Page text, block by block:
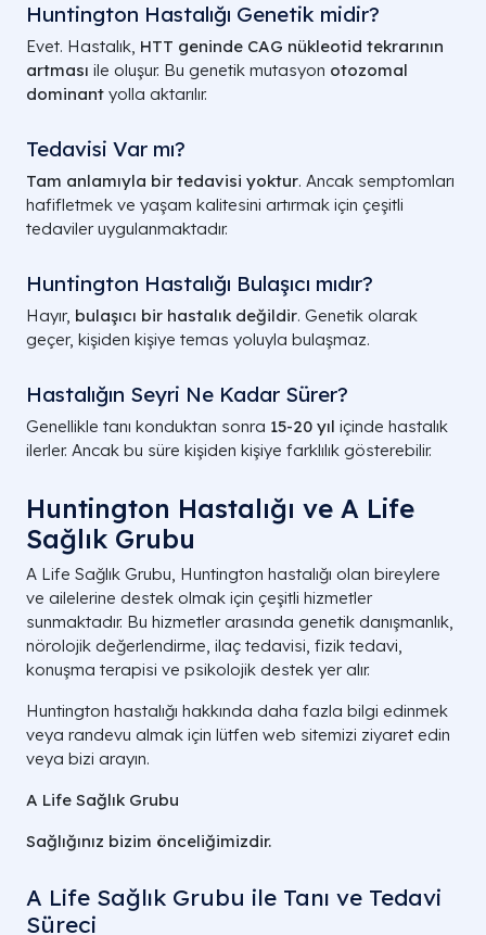
Huntington Hastalığı Genetik midir?
Evet. Hastalık, HTT geninde CAG nükleotid tekrarının
artması ile oluşur. Bu genetik mutasyon otozomal
dominant yolla aktarılır.
Tedavisi Var mı?
Tam anlamıyla bir tedavisi yoktur. Ancak semptomları
hafifletmek ve yaşam kalitesini artırmak için çeşitli
tedaviler uygulanmaktadır.
Huntington Hastalığı Bulaşıcı mıdır?
Hayır, bulaşıcı bir hastalık değildir. Genetik olarak
geçer, kişiden kişiye temas yoluyla bulaşmaz.
Hastalığın Seyri Ne Kadar Sürer?
Genellikle tanı konduktan sonra 15-20 yıl içinde hastalık
ilerler. Ancak bu süre kişiden kişiye farklılık gösterebilir.
Huntington Hastalığı ve A Life
Sağlık Grubu
A Life Sağlık Grubu, Huntington hastalığı olan bireylere
ve ailelerine destek olmak için çeşitli hizmetler
sunmaktadır. Bu hizmetler arasında genetik danışmanlık,
nörolojik değerlendirme, ilaç tedavisi, fizik tedavi,
konuşma terapisi ve psikolojik destek yer alır.
Huntington hastalığı hakkında daha fazla bilgi edinmek
veya randevu almak için lütfen web sitemizi ziyaret edin
veya bizi arayın.
A Life Sağlık Grubu
Sağlığınız bizim önceliğimizdir.
A Life Sağlık Grubu ile Tanı ve Tedavi
Süreci